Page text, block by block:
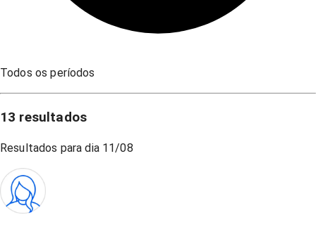
Todos os períodos
13 resultados
Resultados para dia 11/08